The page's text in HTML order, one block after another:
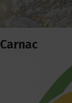
Carnac